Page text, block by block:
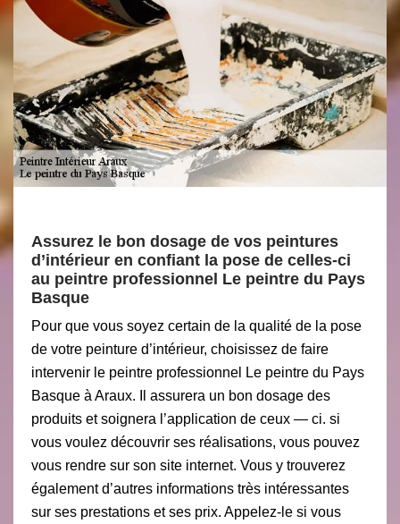
Assurez le bon dosage de vos peintures
d’intérieur en confiant la pose de celles-ci
au peintre professionnel Le peintre du Pays
Basque
Pour que vous soyez certain de la qualité de la pose
de votre peinture d’intérieur, choisissez de faire
intervenir le peintre professionnel Le peintre du Pays
Basque à Araux. Il assurera un bon dosage des
produits et soignera l’application de ceux — ci. si
vous voulez découvrir ses réalisations, vous pouvez
vous rendre sur son site internet. Vous y trouverez
également d’autres informations très intéressantes
sur ses prestations et ses prix. Appelez-le si vous